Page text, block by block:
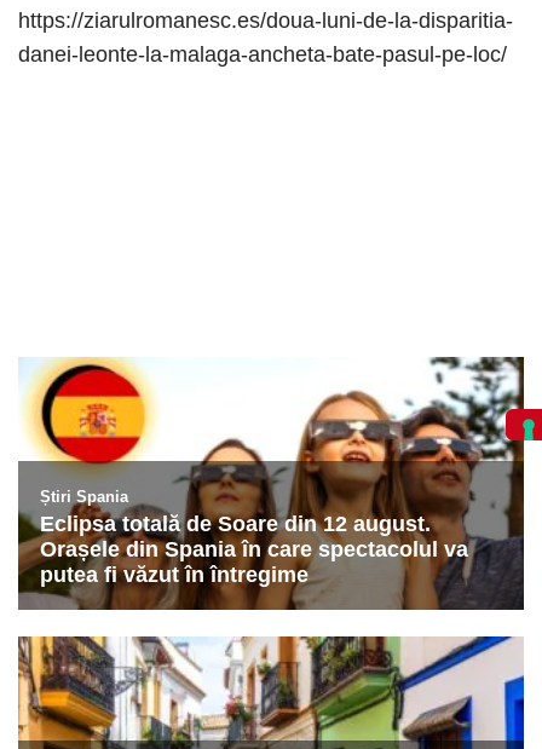
https://ziarulromanesc.es/doua-luni-de-la-disparitia-
danei-leonte-la-malaga-ancheta-bate-pasul-pe-loc/